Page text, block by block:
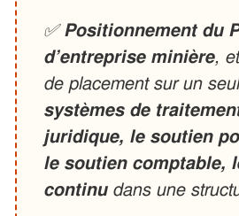
✅ Positionnement du
d’entreprise minière,
de placement sur un
systèmes de
juridique, le soutien
le soutien comptable,
continudans une